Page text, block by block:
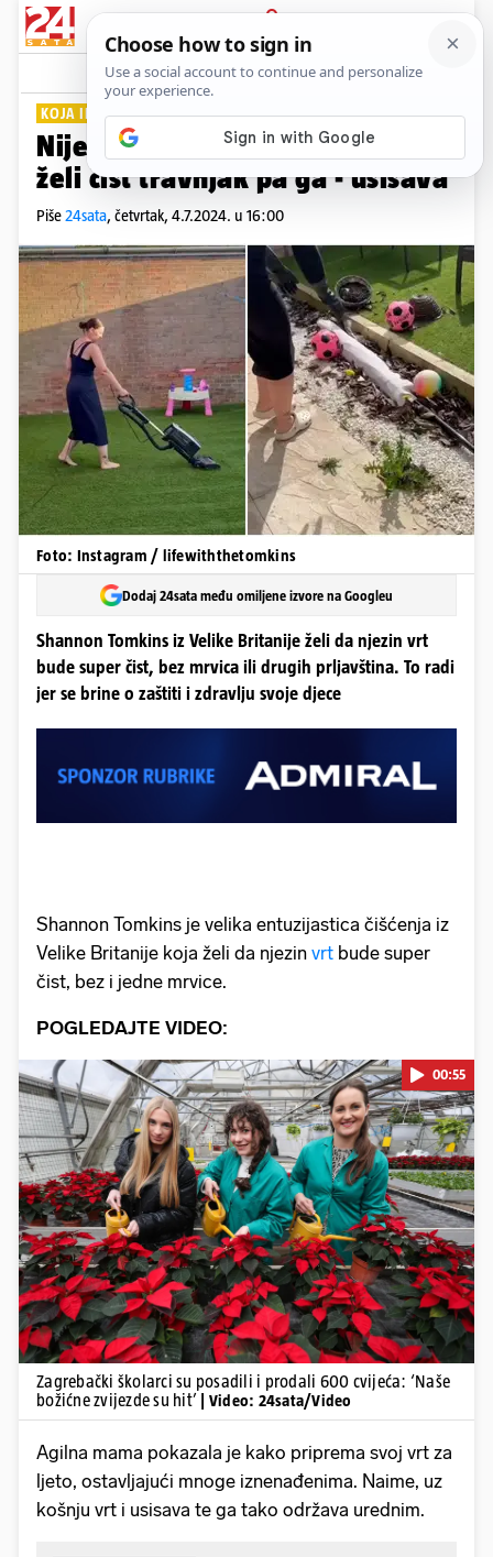
PRIJAVA
Lifestyle Komentari
KOJA IDEJA
Nije to malo ekstremno? Mama
želi čist travnjak pa ga - usisava
Piše24sata, četvrtak, 4.7.2024. u 16:00
Foto: Instagram / lifewiththetomkins
Dodaj 24sata među omiljene izvore na Googleu
Shannon Tomkins iz Velike Britanije želi da njezin vrt
bude super čist, bez mrvica ili drugih prljavština. To radi
jer se brine o zaštiti i zdravlju svoje djece
Shannon Tomkins je velika entuzijastica čišćenja iz
Velike Britanije koja želi da njezin vrt bude super
čist, bez i jedne mrvice.
POGLEDAJTE VIDEO:
Pokretanje videa...
00:55
Zagrebački školarci su posadili i prodali 600 cvijeća: ‘Naše
božićne zvijezde su hit’
| Video: 24sata/Video
Agilna mama pokazala je kako priprema svoj vrt za
ljeto, ostavljajući mnoge iznenađenima. Naime, uz
košnju vrt i usisava te ga tako održava urednim.